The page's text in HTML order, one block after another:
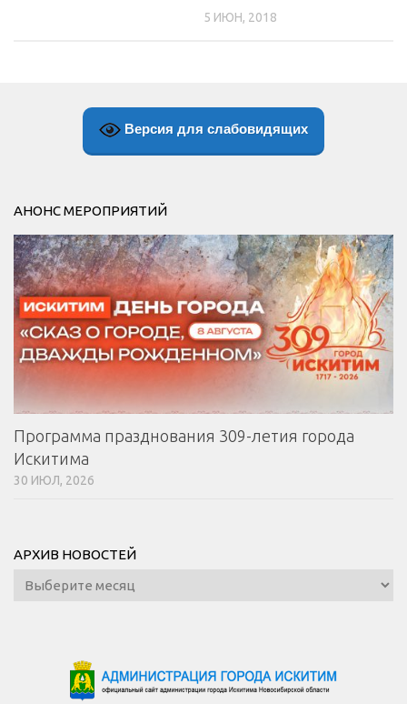
5 ИЮН, 2018
Версия для слабовидящих
АНОНС МЕРОПРИЯТИЙ
Программа празднования 309-летия города
Искитима
30 ИЮЛ, 2026
АРХИВ НОВОСТЕЙ
Архив
новостей